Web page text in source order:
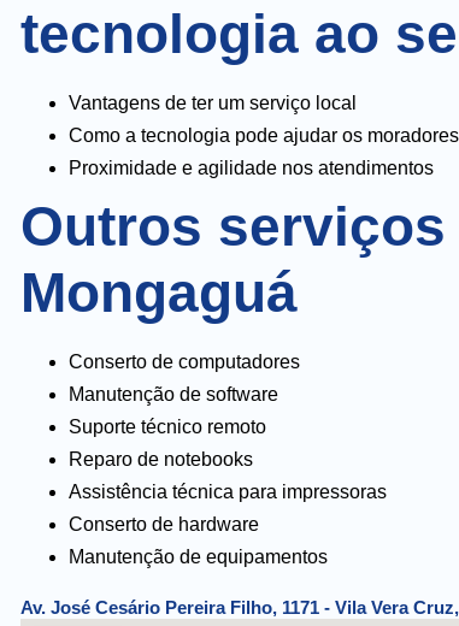
tecnologia ao
Vantagens de ter um serviço local
Como a tecnologia pode ajudar os moradores
Proximidade e agilidade nos atendimentos
Outros serviços
Mongaguá
Conserto de computadores
Manutenção de software
Suporte técnico remoto
Reparo de notebooks
Assistência técnica para impressoras
Conserto de hardware
Manutenção de equipamentos
Av. José Cesário Pereira Filho, 1171 - Vila Vera